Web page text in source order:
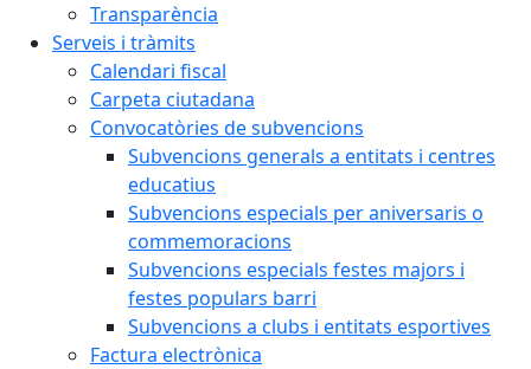
Transparència
Serveis i tràmits
Calendari fiscal
Carpeta ciutadana
Convocatòries de subvencions
Subvencions generals a entitats i centres
educatius
Subvencions especials per aniversaris o
commemoracions
Subvencions especials festes majors i
festes populars barri
Subvencions a clubs i entitats esportives
Factura electrònica